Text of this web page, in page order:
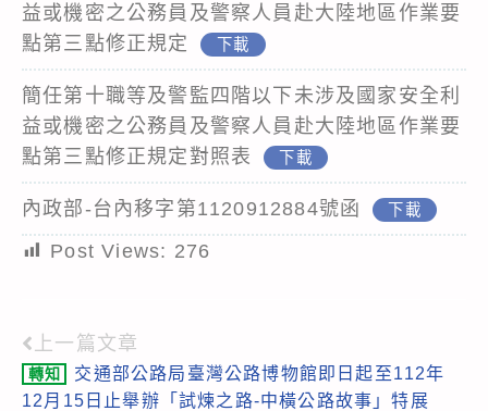
益或機密之公務員及警察人員赴大陸地區作業要
點第三點修正規定
下載
簡任第十職等及警監四階以下未涉及國家安全利
益或機密之公務員及警察人員赴大陸地區作業要
點第三點修正規定對照表
下載
內政部-台內移字第1120912884號函 下載
Post Views: 276
Read
more
上一篇文章
轉知
交通部公路局臺灣公路博物館即日起至112年
12月15日止舉辦「試煉之路-中橫公路故事」特展